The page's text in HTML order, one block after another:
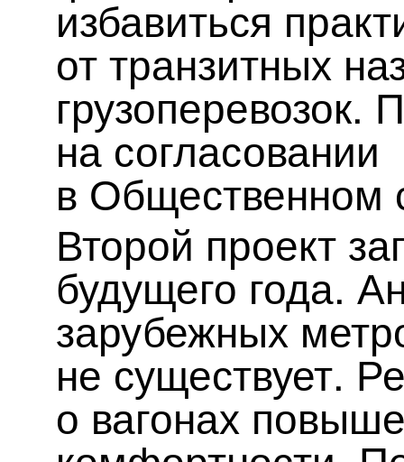
избавиться
от транзитных
грузоперевозок.
на согласовании
в Общественном
Второй проект
будущего года.
зарубежных
не существует.
о вагонах